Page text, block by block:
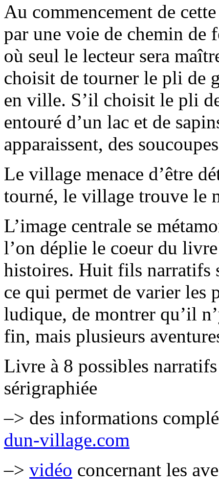
Au commencement de
par une voie de chemin de
où seul le lecteur sera
choisit de tourner le pli de
en ville. S’il choisit le pli
entouré d’un lac et de
apparaissent, des
Le village menace d’être
tourné, le village trouve le
L’image centrale se
l’on déplie le coeur du
histoires. Huit fils narratifs
ce qui permet de varier les
ludique, de montrer qu’il
fin, mais plusieurs
Livre à 8 possibles
sérigraphiée
–> des informations
dun-village.com
–> vidéo concernant les